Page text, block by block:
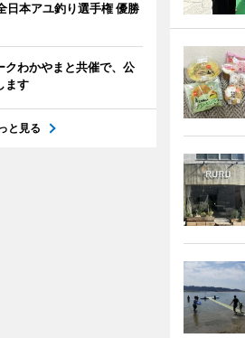
日本アユ釣り選手権 優勝
クわかやまと共催で、公
ます
と見る